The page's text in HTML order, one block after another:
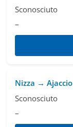
Sconosciuto
–
Nizza → Ajaccio
Sconosciuto
–